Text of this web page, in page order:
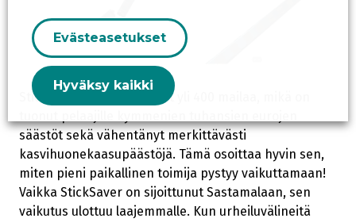
StickSaver on jo korjannut yli 400 mailaa, mikä on
säästöt sekä vähentänyt merkittävästi
kasvihuonekaasupäästöjä. Tämä osoittaa hyvin sen,
miten pieni paikallinen toimija pystyy vaikuttamaan!
Vaikka StickSaver on sijoittunut Sastamalaan, sen
vaikutus ulottuu laajemmalle. Kun urheiluvälineitä
Evästeasetukset
Hyväksy kaikki